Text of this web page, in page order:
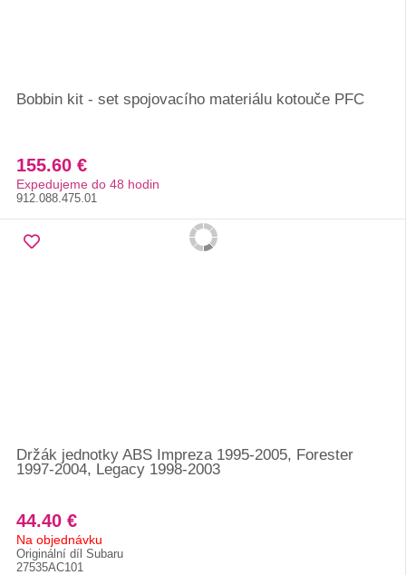
Bobbin kit - set spojovacího materiálu kotouče PFC
155.60 €
Expedujeme do 48 hodin
912.088.475.01
Držák jednotky ABS Impreza 1995-2005, Forester
1997-2004, Legacy 1998-2003
44.40 €
Na objednávku
Originální díl Subaru
27535AC101